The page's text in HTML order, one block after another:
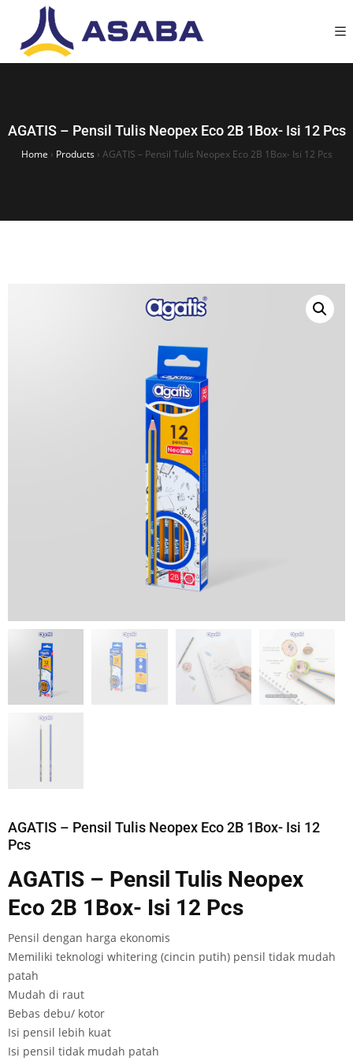
AGATIS – Pensil Tulis Neopex Eco 2B 1Box- Isi 12 Pcs
Home › Products› AGATIS – Pensil Tulis Neopex Eco 2B 1Box- Isi 12 Pcs
AGATIS – Pensil Tulis Neopex Eco 2B 1Box- Isi 12
Pcs
AGATIS – Pensil Tulis Neopex
Eco 2B 1Box- Isi 12 Pcs
Pensil dengan harga ekonomis
Memiliki teknologi whitering (cincin putih) pensil tidak mudah
patah
Mudah di raut
Bebas debu/ kotor
Isi pensil lebih kuat
Isi pensil tidak mudah patah